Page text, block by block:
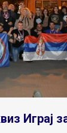
Играј